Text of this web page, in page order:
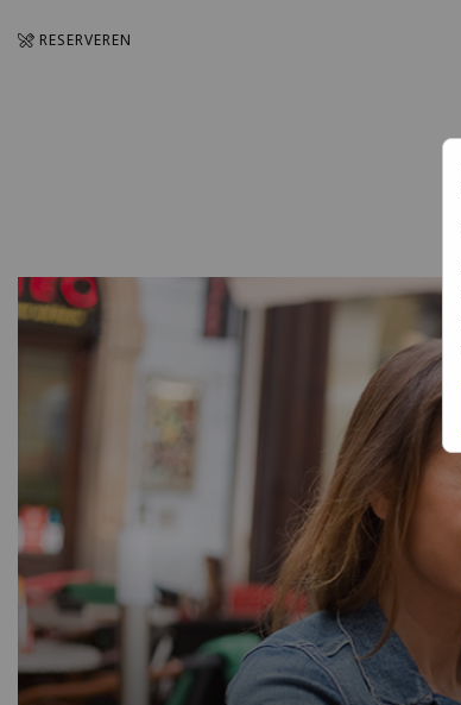
RESERVEREN